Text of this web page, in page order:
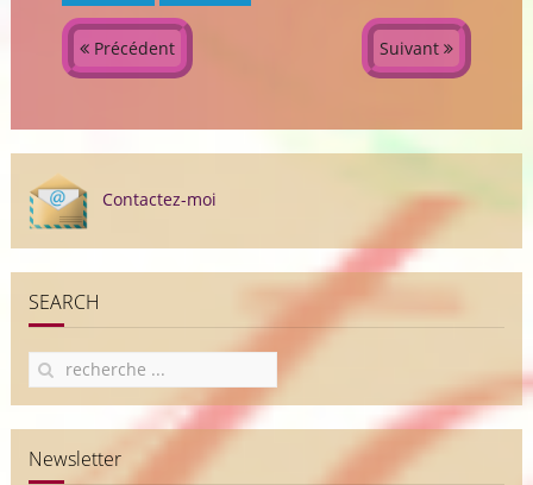
Précédent Suivant
Contactez-moi
SEARCH
Newsletter